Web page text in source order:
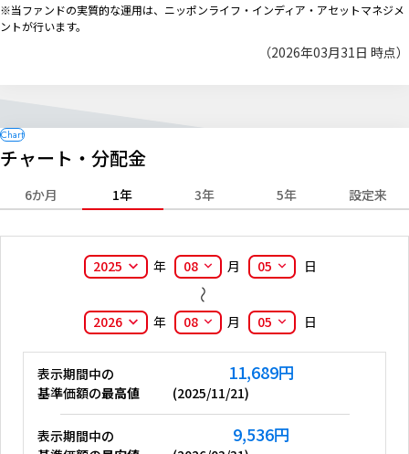
※当ファンドの実質的な運用は、ニッポンライフ・インディア・アセットマネジメ
ントが行います。
（2026年03月31日 時点）
チャート・分配金
6か月 1年 3年 5年 設定来
2025 年 08 月 05 日
2026 年 08 月 05 日
表示期間中の
基準価額の最高値
11,689円
(2025/11/21)
表示期間中の
9,536円